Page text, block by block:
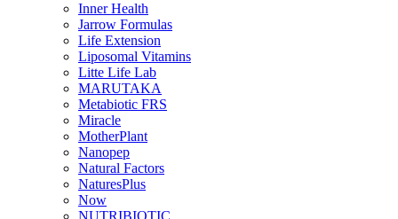
Inner Health
Jarrow Formulas
Life Extension
Liposomal Vitamins
Litte Life Lab
MARUTAKA
Metabiotic FRS
Miracle
MotherPlant
Nanopep
Natural Factors
NaturesPlus
Now